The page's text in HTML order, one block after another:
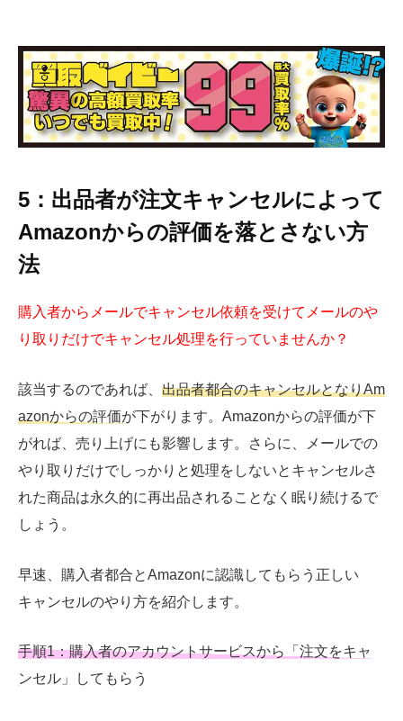
5：出品者が注文キャンセルによって
Amazonからの評価を落とさない方
法
購入者からメールでキャンセル依頼を受けてメールのや
り取りだけでキャンセル処理を行っていませんか？
該当するのであれば、 出品者都合のキャンセルとなりAm
azonからの評価が下がります。Amazonからの評価が下
がれば、売り上げにも影響します。さらに、メールでの
やり取りだけでしっかりと処理をしないとキャンセルさ
れた商品は永久的に再出品されることなく眠り続けるで
しょう。
早速、購入者都合とAmazonに認識してもらう正しい
キャンセルのやり方を紹介します。
手順1：購入者のアカウントサービスから「注文をキャ
ンセル」してもらう